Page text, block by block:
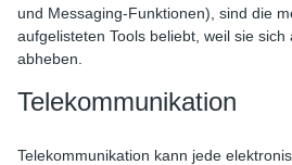
und Messaging-Funktionen), sind die
aufgelisteten Tools beliebt, weil sie sich
abheben.
Telekommunikation
Telekommunikation kann jede